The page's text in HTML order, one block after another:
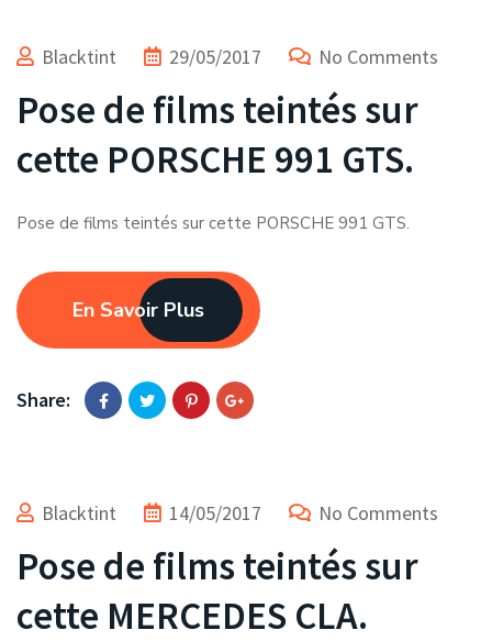
Blacktint 29/05/2017 No Comments
Pose de films teintés sur
cette PORSCHE 991 GTS.
Pose de films teintés sur cette PORSCHE 991 GTS.
En Savoir Plus
Share:
Blacktint 14/05/2017 No Comments
Pose de films teintés sur
cette MERCEDES CLA.